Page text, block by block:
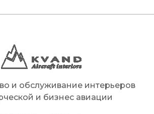
и обслуживание интерьеров
и бизнес авиации